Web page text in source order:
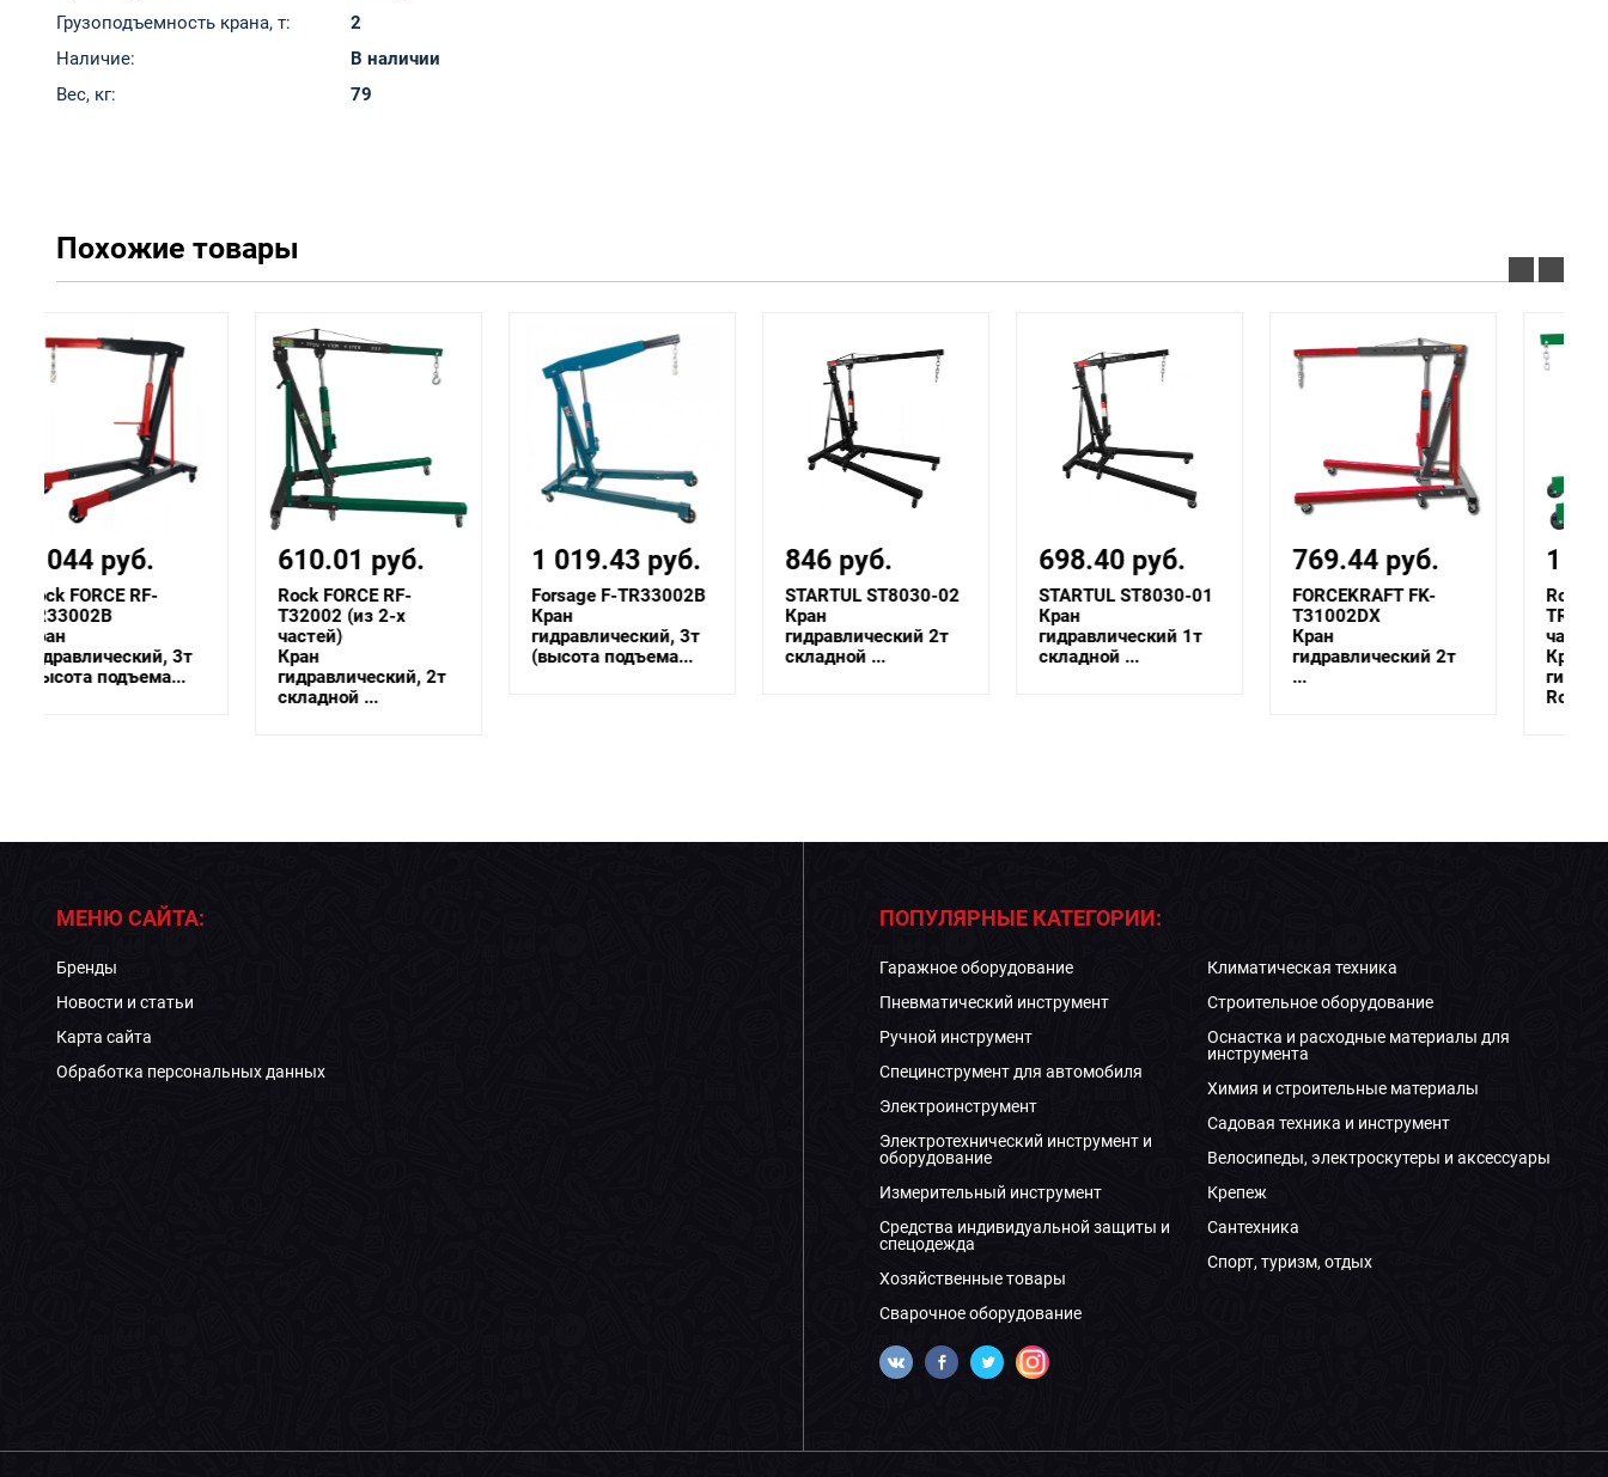
Грузоподъемность крана, т:
2
Наличие:
В наличии
Вес, кг:
79
Похожие товары
610.01 руб.
Rock FORCE RF-
T32002 (из 2-х
Кран
гидравлический, 2т
1 019.43 руб.
Forsage F-TR33002B
Кран
гидравлический, 3т
846 руб.
STARTUL ST8030-02
гидравлический 2т
складной ...
698.40 руб.
STARTUL ST8030-01
гидравлический 1т
складной ...
769.44 руб.
FORCEKRAFT FK-
Кран
гидравлический 2т
1 512 руб.
Rock FORCE RF-
TRA30502B [из 2-х
Кран
МЕНЮ САЙТА:
Бренды
Новости и статьи
Карта сайта
Обработка персональных данных
ПОПУЛЯРНЫЕ КАТЕГОРИИ:
Гаражное оборудование
Пневматический инструмент
Ручной инструмент
Специнструмент для автомобиля
Электроинструмент
Электротехнический инструмент и
оборудование
Измерительный инструмент
Средства индивидуальной защиты и
спецодежда
Хозяйственные товары
Сварочное оборудование
Климатическая техника
Строительное оборудование
Оснастка и расходные материалы для
инструмента
Химия и строительные материалы
Садовая техника и инструмент
Велосипеды, электроскутеры и аксессуары
Крепеж
Сантехника
Спорт, туризм, отдых